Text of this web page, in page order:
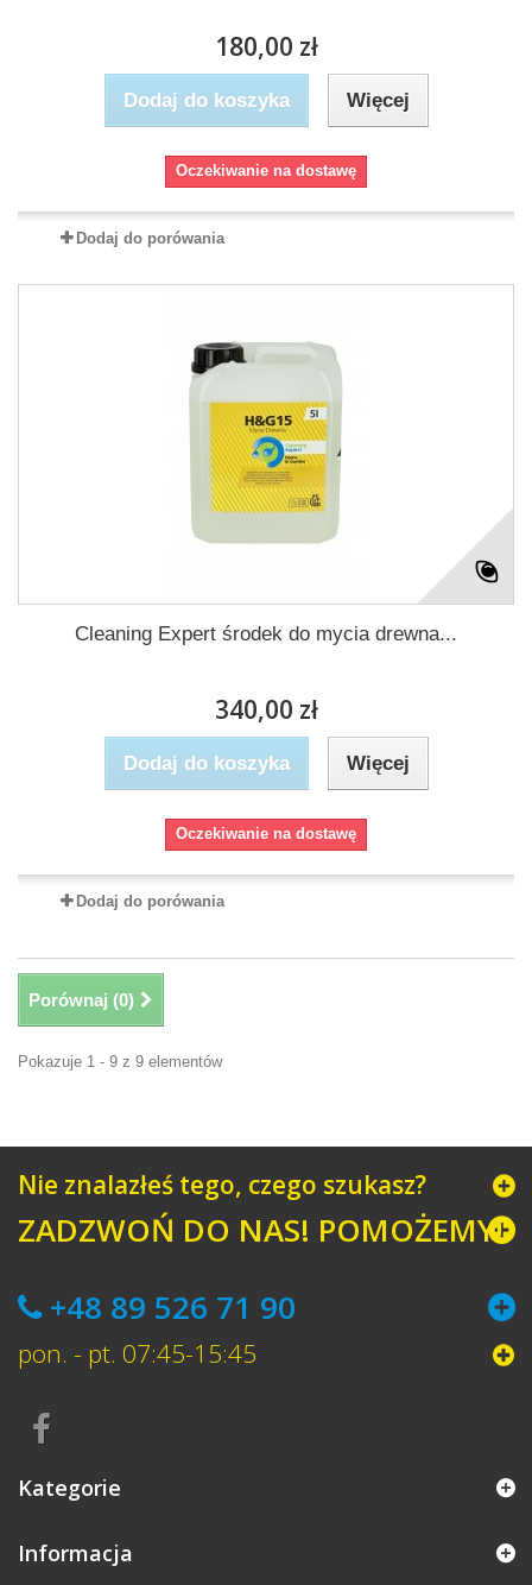
180,00 zł
Dodaj do koszyka Więcej
Oczekiwanie na dostawę
Dodaj do porówania
Cleaning Expert środek do mycia drewna...
340,00 zł
Dodaj do koszyka Więcej
Oczekiwanie na dostawę
Dodaj do porówania
Porównaj (0)
Pokazuje 1 - 9 z 9 elementów
Nie znalazłeś tego, czego szukasz?
ZADZWOŃ DO NAS! POMOŻEMY!
+48 89 526 71 90
pon. - pt. 07:45-15:45
Kategorie
Informacja